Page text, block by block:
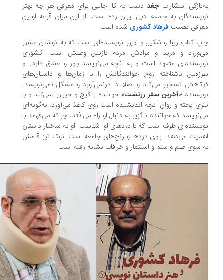
انتشاراتجغددست به کار جالبی برای معرفی هر چه بهتر
به جامعه ادبی ایران زده است. از این میان قرعه اولین
نصیب فرهاد کشوریشده است.
کتاب زیبا و شکیل و لایق نویسنده‌ای است که به نوشتن عشق
و مرید و مرادش مردم نازنین وطنش است. کشوری
متعهد است و به آنچه می‌نویسد باور و عشق دارد. او
ناشناخته روح خوانندگانش را با زمان‌ها و داستان‌های
تسخیر می‌کند و اصلا ادا درنمی‌آورد و مشکل نمی‌نویسد.
«آخرین سفر زرتشت» خواننده را گیج و حیران نمی‌کند و با
پخته و روان آنچه اندیشیده است روی کاغذ می‌آورد، به‌گونه‌ای
که خواننده ناگزیر به دنبال او راه می‌افتد، چراکه می‌فهمد با
طرف است که با دردهای او آشناست. او به ساختار داستان‌
می‌دهد. راوی دردها و رنج‌های جامعه است. نوک‌ تیز قلمش
سوی ظلم و ستم و استثمار و خرافات نشانه رفته است.